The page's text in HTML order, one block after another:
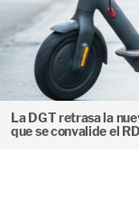
La DGT retrasa la
que se convalide el